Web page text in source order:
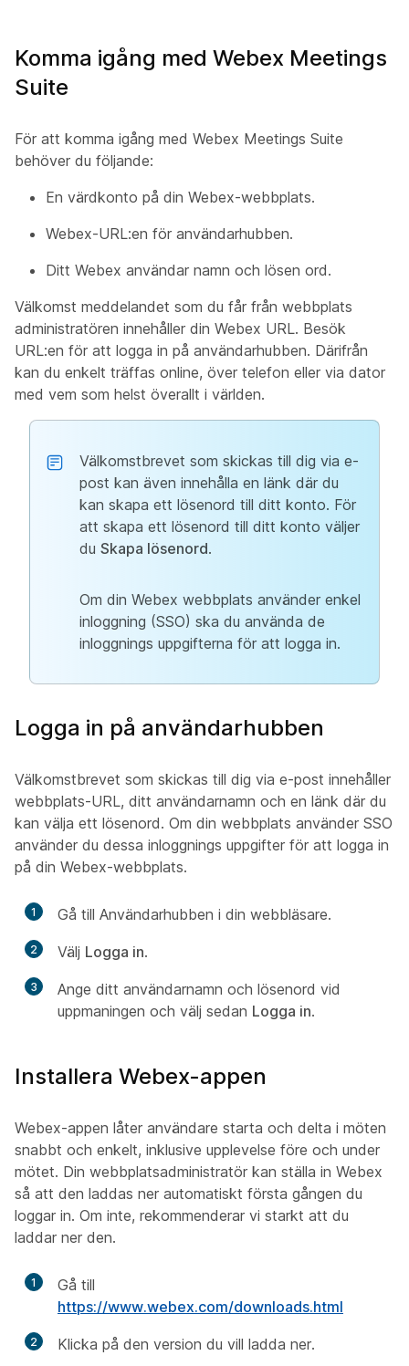
Komma igång med Webex Meetings
Suite
För att komma igång med Webex Meetings Suite
behöver du följande:
En värdkonto på din Webex-webbplats.
Webex-URL:en för användarhubben.
Ditt Webex användar namn och lösen ord.
Välkomst meddelandet som du får från webbplats
administratören innehåller din Webex URL. Besök
URL:en för att logga in på användarhubben. Därifrån
kan du enkelt träffas online, över telefon eller via dator
med vem som helst överallt i världen.
Välkomstbrevet som skickas till dig via e-
post kan även innehålla en länk där du
kan skapa ett lösenord till ditt konto. För
att skapa ett lösenord till ditt konto väljer
du Skapa lösenord.
Om din Webex webbplats använder enkel
inloggning (SSO) ska du använda de
inloggnings uppgifterna för att logga in.
Logga in på användarhubben
Välkomstbrevet som skickas till dig via e-post innehåller
webbplats-URL, ditt användarnamn och en länk där du
kan välja ett lösenord. Om din webbplats använder SSO
använder du dessa inloggnings uppgifter för att logga in
på din Webex-webbplats.
1 Gå till Användarhubben i din webbläsare.
2 Välj Logga in.
3
Ange ditt användarnamn och lösenord vid
uppmaningen och välj sedan Logga in.
Installera Webex-appen
Webex-appen låter användare starta och delta i möten
snabbt och enkelt, inklusive upplevelse före och under
mötet. Din webbplatsadministratör kan ställa in Webex
så att den laddas ner automatiskt första gången du
loggar in. Om inte, rekommenderar vi starkt att du
laddar ner den.
1
Gå till
https://www.webex.com/downloads.html
2 Klicka på den version du vill ladda ner.